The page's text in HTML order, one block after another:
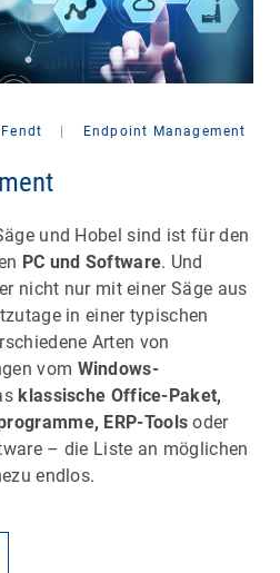
Endpoint Management
und Hobel sind ist für den
PC und Software. Und
nicht nur mit einer Säge aus
in einer typischen
Arten von
vom Windows-
klassische Office-Paket,
ERP-Tools oder
– die Liste an möglichen
endlos.